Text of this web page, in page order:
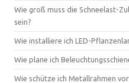
Wie groß muss die Schneelast-
sein?
Wie installiere ich LED-
Wie plane ich
Wie schütze ich Metallrahmen